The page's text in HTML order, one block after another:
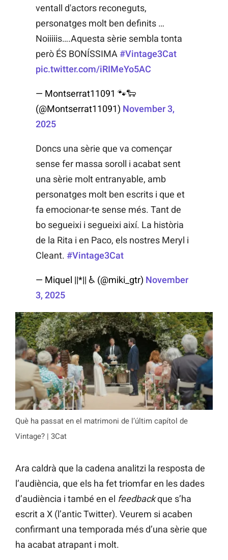
ventall d'actors reconeguts,
personatges molt ben definits …
Noiiiiis….Aquesta sèrie sembla tonta
però ÉS BONÍSSIMA#Vintage3Cat
pic.twitter.com/iRIMeYo5AC
— Montserrat11091 🐾🐑
(@Montserrat11091) November 3,
2025
Doncs una sèrie que va començar
sense fer massa soroll i acabat sent
una sèrie molt entranyable, amb
personatges molt ben escrits i que et
fa emocionar-te sense més. Tant de
bo segueixi i segueixi així. La història
de la Rita i en Paco, els nostres Meryl i
Cleant. #Vintage3Cat
— Miquel ||*|| ♿ (@miki_gtr) November
3, 2025
Què ha passat en el matrimoni de l’últim capítol de
Vintage? | 3Cat
Ara caldrà que la cadena analitzi la resposta de
l’audiència, que els ha fet triomfar en les dades
d’audiència i també en el feedbackque s’ha
escrit a X (l’antic Twitter). Veurem si acaben
confirmant una temporada més d’una sèrie que
ha acabat atrapant i molt.